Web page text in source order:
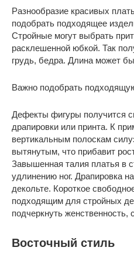
Разнообразие красивых
подобрать подходящее
Стройные могут выбрать
расклешенной юбкой. Так
грудь, бедра. Длина может
Важно подобрать
Дефекты фигуры получится
драпировки или принта. К
вертикальным полоскам
вытянутым, что прибавит
Завышенная талия платья в
удлинению ног. Драпировка
декольте. Короткое
подходящим для стройных
подчеркнуть женственность,
Восточный стиль